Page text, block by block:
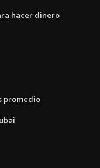
hacer dinero
promedio